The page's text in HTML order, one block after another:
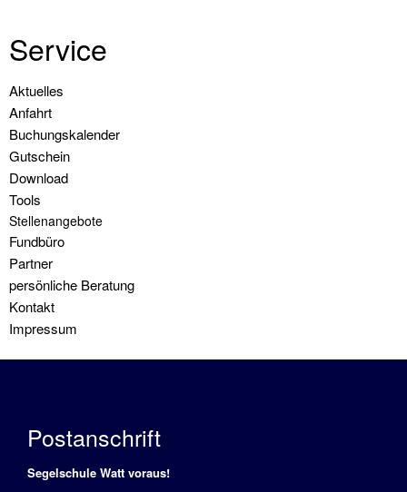
Skippertraining
/
Erfahrung
sammeln
Hafenmanöver
Nachtfahrt
Modul
Modul
Rettungsmanöver
Service
Navigation
überspringen
Aktuelles
Anfahrt
Buchungskalender
Gutschein
Download
Tools
Stellenangebote
Fundbüro
Partner
persönliche Beratung
Kontakt
Impressum
Postanschrift
Segelschule Watt voraus!